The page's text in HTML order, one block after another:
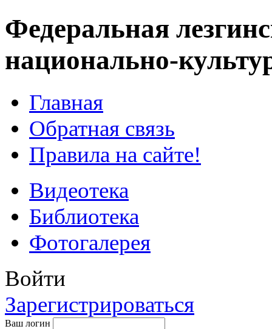
Федеральная
национально-
Главная
Обратная связь
Правила на сайте!
Видеотека
Библиотека
Фотогалерея
Войти
Зарегистрироваться
Ваш логин